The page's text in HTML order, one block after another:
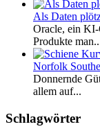
Als Daten
Oracle, ein KI-
Produkte
Norfolk
Donnernde
allem auf...
Schlagwörter